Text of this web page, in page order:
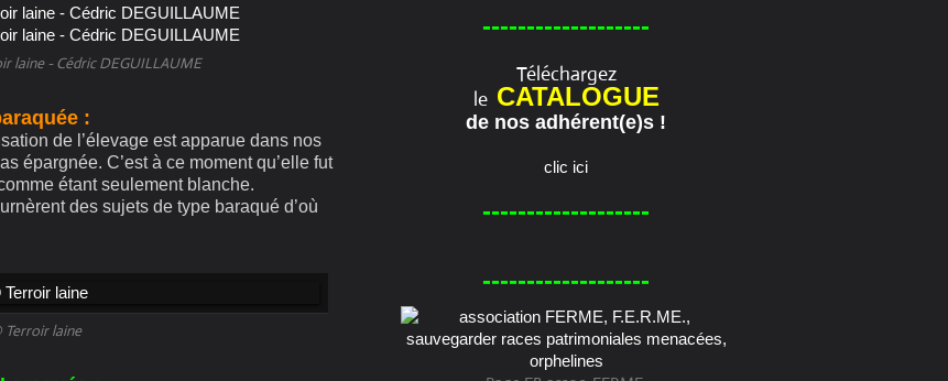
laine - Cédric DEGUILLAUME
:
de l’élevage est apparue dans nos
épargnée. C’est à ce moment qu’elle fut
étant seulement blanche.
des sujets de type baraqué d’où
Terroir laine
-------------------
Téléchargez
le CATALOGUE
de nos adhérent(e)s !
clic ici
-------------------
-------------------